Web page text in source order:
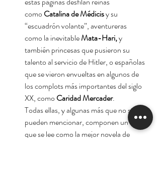
como Catalina de Médicisy su
“escuadrón volante”, aventureras
como la inevitableMata-Hari,y
también princesas que pusieron su
talento al servicio de Hitler, o españolas
que se vieron envueltas en algunos de
los complots más importantes del siglo
XX, como Caridad Mercader.
Todas ellas, y algunas más que no se
pueden mencionar, componen un libro
que se lee como la mejor novela de